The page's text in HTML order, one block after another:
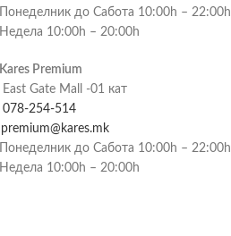
Понеделник до Сабота 10:00h – 22:00h
Недела 10:00h – 20:00h
Kares Premium
East Gate Mall -01 кат
078-254-514
premium@kares.mk
Понеделник до Сабота 10:00h – 22:00h
Недела 10:00h – 20:00h